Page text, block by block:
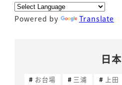
Powered by Translate
日本
お台場 三浦 上田